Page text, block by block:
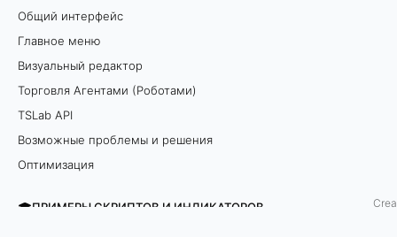
Общий интерфейс
Главное меню
Визуальный редактор
Торговля Агентами (Роботами)
TSLab API
Возможные проблемы и решения
Оптимизация
🎓ПРИМЕРЫ СКРИПТОВ И ИНДИКАТОРОВ